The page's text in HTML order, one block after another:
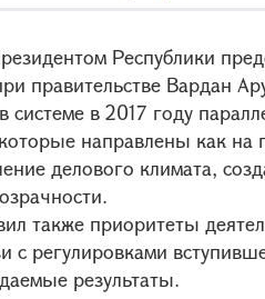
Республики
правительстве Вардан
в 2017 году
направлены как
делового климата,
также приоритеты
регулировками
результаты.